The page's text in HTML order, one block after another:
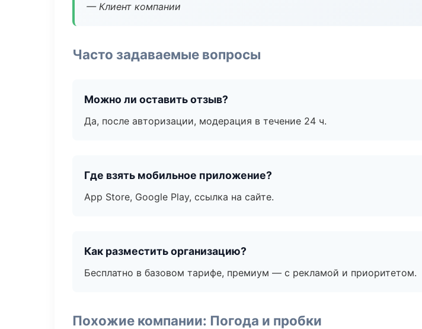
— Клиент компании
Часто задаваемые вопросы
Можно ли оставить отзыв?
Да, после авторизации, модерация в течение 24 ч.
Где взять мобильное приложение?
App Store, Google Play, ссылка на сайте.
Как разместить организацию?
Бесплатно в базовом тарифе, премиум — с рекламой и приоритетом.
Похожие компании: Погода и пробки